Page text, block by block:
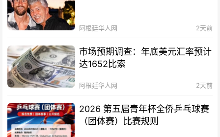
阿根廷华人网 2天前
市场预期调查：年底美元汇率预计
达1652比索
阿根廷华人网 2天前
2026 第五届青年杯全侨乒乓球赛
（团体赛）比赛规则